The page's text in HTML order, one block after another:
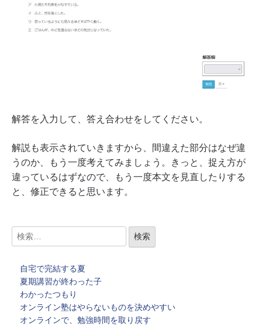
解答を入力して、答え合わせをしてください。
解説も表示されていきますから、間違えた部分はなぜ違
うのか、もう一度考えてみましょう。きっと、捉え方が
違っているはずなので、もう一度本文を見直したりする
と、修正できると思います。
自宅で完結する夏
夏期講習が終わった子
わかったつもり
オンライン塾はやらないものを決めやすい
オンラインで、勉強時間を取り戻す